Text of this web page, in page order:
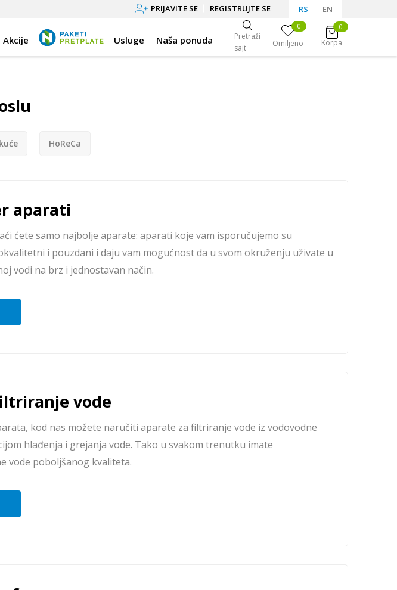
RS EN
PRIJAVITE SE REGISTRUJTE SE
Akcije Usluge Naša ponuda
Pretraži
sajt
Omiljeno
0
Korpa
0
HoReCa
aparati
ćete samo najbolje aparate: aparati koje vam isporučujemo su
i pouzdani i daju vam mogućnost da u svom okruženju uživate u
vodi na brz i jednostavan način.
vode
kod nas možete naručiti aparate za filtriranje vode iz vodovodne
hlađenja i grejanja vode. Tako u svakom trenutku imate
vode poboljšanog kvaliteta.